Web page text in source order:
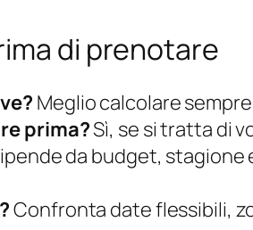
di prenotare
Meglio calcolare
prima?Sì, se si tratta di
da budget, stagione
Confronta date flessibili,